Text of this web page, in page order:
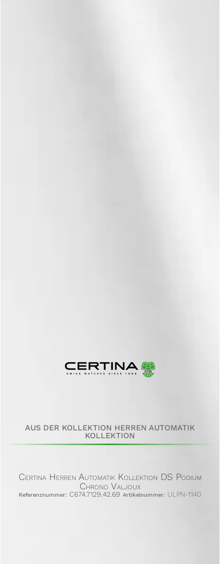
AUS DER KOLLEKTION HERREN AUTOMATIK
KOLLEKTION
Certina Herren Automatik Kollektion DS Podium
Chrono Valjoux
Referenznummer: C674.7129.42.69 Artikelnummer: ULPN-1140